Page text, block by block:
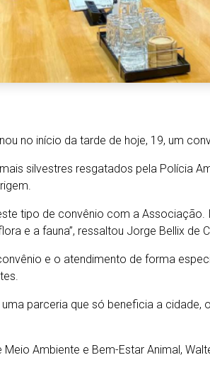
no início da tarde de hoje, 19, um
silvestres resgatados pela Polícia
tipo de convênio com a
e a fauna”, ressaltou Jorge Bellix de
e o atendimento de forma
parceria que só beneficia a
Ambiente e Bem-Estar Animal,